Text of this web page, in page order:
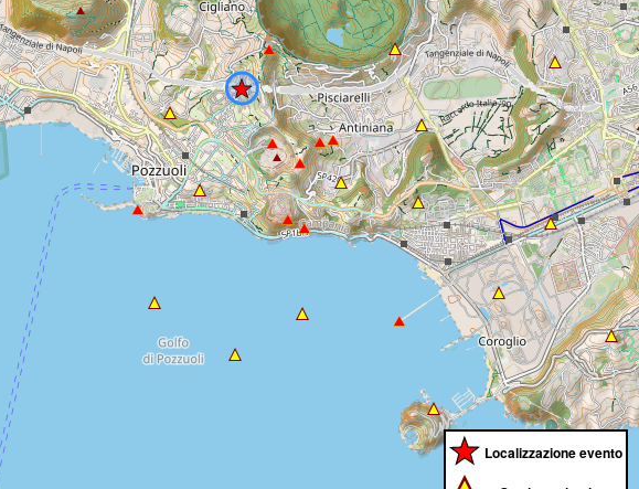
Coda
Localizzazione evento